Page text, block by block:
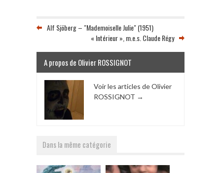
Alf Sjöberg – "Mademoiselle Julie" (1951)
« Intérieur », m.e.s. Claude Régy
A propos de Olivier ROSSIGNOT
Voir les articles de Olivier
ROSSIGNOT →
Dans la même catégorie